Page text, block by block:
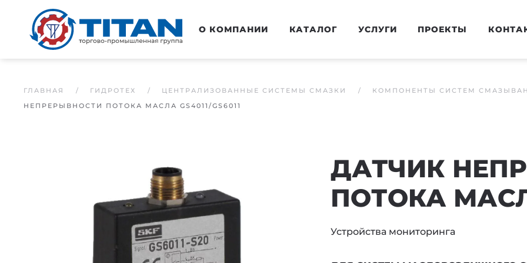
Перейти к основному содержанию О КОМПАНИИ КАТАЛОГ УСЛУГИ ПРОЕКТЫ
ГЛАВНАЯ ГИДРОТЕХ ЦЕНТРАЛИЗОВАННЫЕ СИСТЕМЫ СМАЗКИ КОМПОНЕНТЫ СИСТЕМ
НЕПРЕРЫВНОСТИ ПОТОКА МАСЛА GS4011/GS6011
ДАТЧИК
ПОТОКА
Устройства мониторинга